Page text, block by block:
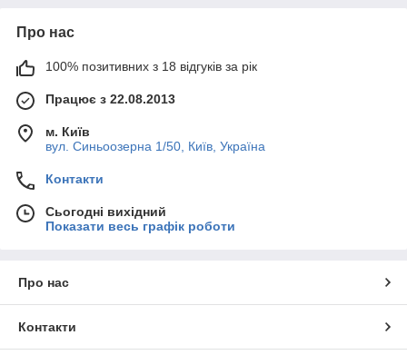
Про нас
100% позитивних з 18 відгуків за рік
Працює з 22.08.2013
м. Київ
вул. Синьоозерна 1/50, Київ, Україна
Контакти
Сьогодні вихідний
Показати весь графік роботи
Про нас
Контакти